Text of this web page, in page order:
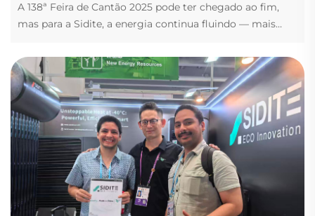
A 138ª Feira de Cantão 2025 pode ter chegado ao fim,
mas para a Sidite, a energia continua fluindo — mais
tornou-se um centro de inovação, inspiração e trocas
significativas. Desde a apresentação de soluções
avançadas até...